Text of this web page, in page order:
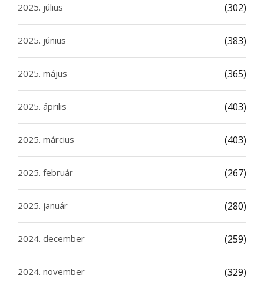
2025. július (302)
2025. június (383)
2025. május (365)
2025. április (403)
2025. március (403)
2025. február (267)
2025. január (280)
2024. december (259)
2024. november (329)